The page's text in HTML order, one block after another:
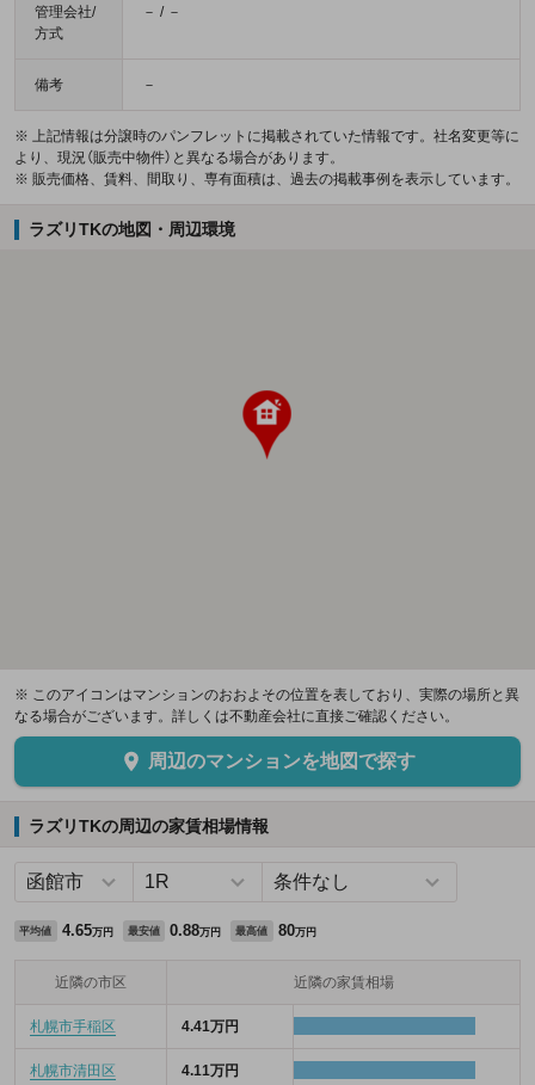
管理会社/
方式
－ / －
備考 －
※ 上記情報は分譲時のパンフレットに掲載されていた情報です。社名変更等に
より、現況（販売中物件）と異なる場合があります。
※ 販売価格、賃料、間取り、専有面積は、過去の掲載事例を表示しています。
ラズリTKの地図・周辺環境
※ このアイコンはマンションのおおよその位置を表しており、実際の場所と異
なる場合がございます。詳しくは不動産会社に直接ご確認ください。
周辺のマンションを地図で探す
ラズリTKの周辺の家賃相場情報
平均値 4.65万円 最安値 0.88万円 最高値 80万円
近隣の市区 近隣の家賃相場
札幌市手稲区 4.41万円
札幌市清田区 4.11万円